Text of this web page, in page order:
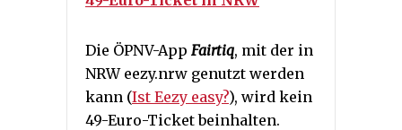
Die ÖPNV-App Fairtiq, mit der in
NRW eezy.nrw genutzt werden
kann (Ist Eezy easy?), wird kein
49-Euro-Ticket beinhalten.